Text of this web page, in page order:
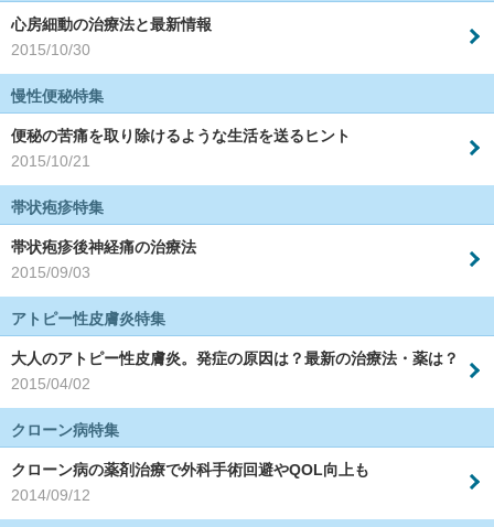
心房細動の治療法と最新情報
2015/10/30
慢性便秘特集
便秘の苦痛を取り除けるような生活を送るヒント
2015/10/21
帯状疱疹特集
帯状疱疹後神経痛の治療法
2015/09/03
アトピー性皮膚炎特集
大人のアトピー性皮膚炎。発症の原因は？最新の治療法・薬は？
2015/04/02
クローン病特集
クローン病の薬剤治療で外科手術回避やQOL向上も
2014/09/12